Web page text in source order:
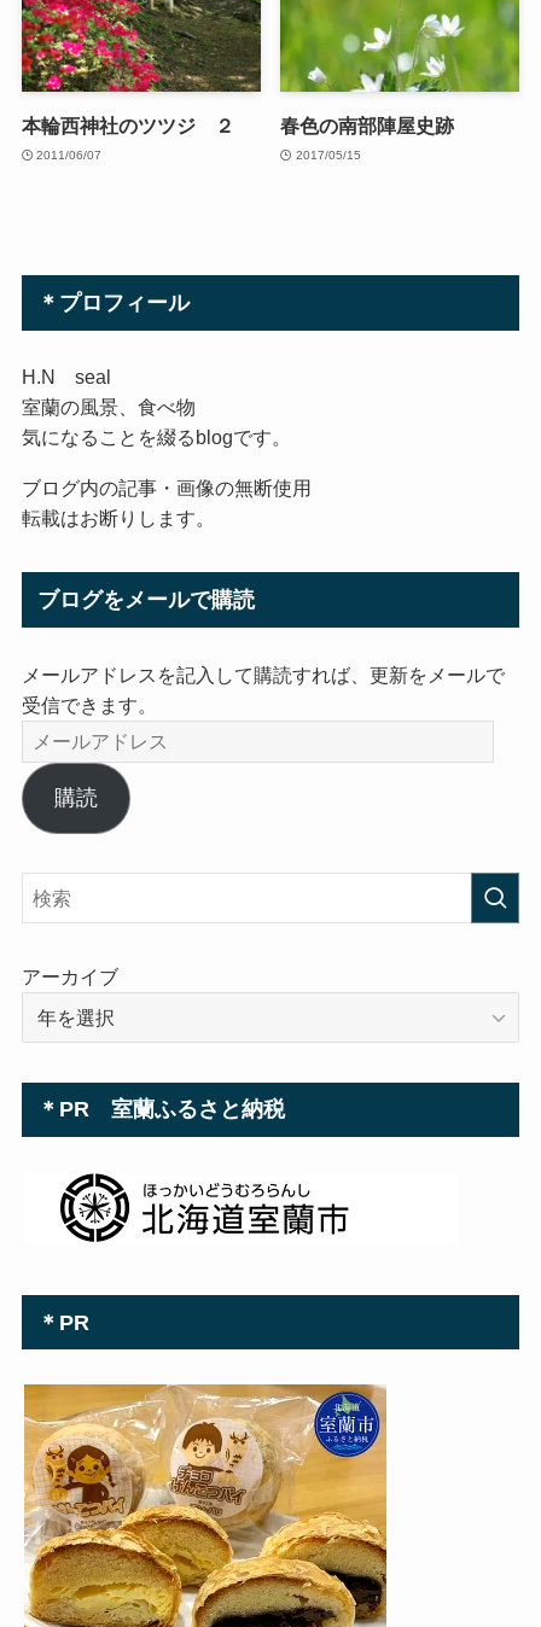
本輪西神社のツツジ ２
2011/06/07
春色の南部陣屋史跡
2017/05/15
＊プロフィール
H.N seal
室蘭の風景、食べ物
気になることを綴るblogです。
ブログ内の記事・画像の無断使用
転載はお断りします。
ブログをメールで購読
メールアドレスを記入して購読すれば、更新をメールで
受信できます。
ー
ル
ア
ス
購読
アーカイブ
＊PR 室蘭ふるさと納税
＊PR